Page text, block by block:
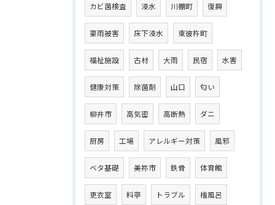
カビ菌検査 浸水 川棚町 復興
豪雨被害 床下浸水 東彼杵町
福祉施設 古材 大雨 民宿 水害
健康対策 除菌剤 山口 匂い
柳井市 高気密 高断熱 ダニ
厨房 工場 アレルギー対策 風邪
ベタ基礎 美祢市 鉄骨 体育館
更衣室 料亭 トラブル 檜風呂